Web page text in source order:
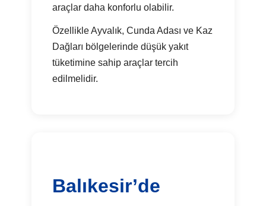
araçlar daha konforlu olabilir.
Özellikle Ayvalık, Cunda Adası ve Kaz
Dağları bölgelerinde düşük yakıt
tüketimine sahip araçlar tercih
edilmelidir.
Balıkesir’de